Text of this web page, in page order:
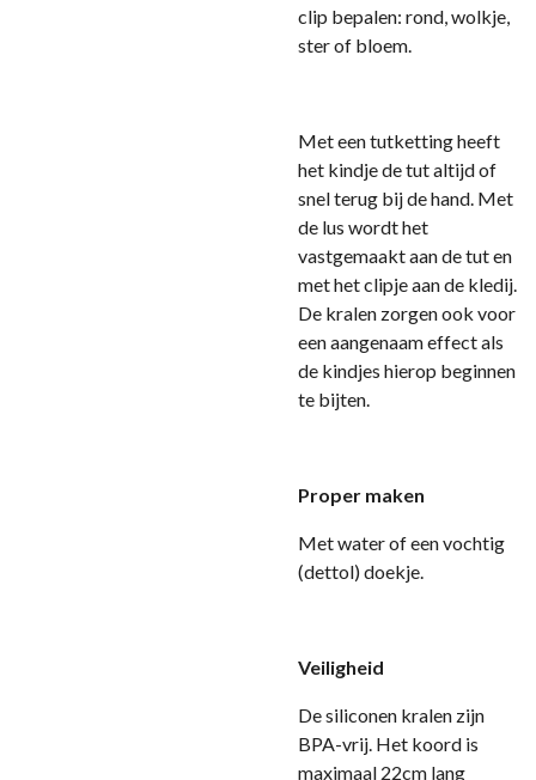
clip bepalen: rond, wolkje,
ster of bloem.
Met een tutketting heeft
het kindje de tut altijd of
snel terug bij de hand. Met
de lus wordt het
vastgemaakt aan de tut en
met het clipje aan de kledij.
De kralen zorgen ook voor
een aangenaam effect als
de kindjes hierop beginnen
te bijten.
Proper maken
Met water of een vochtig
(dettol) doekje.
Veiligheid
De siliconen kralen zijn
BPA-vrij. Het koord is
maximaal 22cm lang